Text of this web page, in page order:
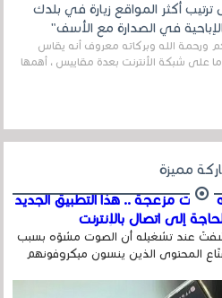
أكثر المواقع زيارة في بلدك
في الصدارة مع الأسف"
ورحمة الله وبركاته معروف أنه يقاس
على شبكة الأنترنت بعدة مقاييس ، أهمها
مميزة
مزعجة .. هذا التطبيق الجديد
إلى اتصال بالإنترنت
عند تشغيله أن الصوت مشوّه بسبب
المحتوى الذين ينسون ميكروفونهم